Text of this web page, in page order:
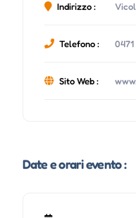
Indirizzo :
Telefono : 0471
Sito Web :
Date e orari evento :